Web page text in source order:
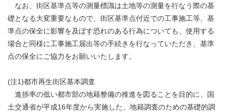
なお、街区基準点等の測量標識は土地等の測量を行なう際の基
礎となる大変重要なもので、街区基準点付近での工事施工等、基
準点の保全に影響を及ぼす恐れのある行為についても、使用する
場合と同様に工事施工届出等の手続きを行なっていただき、基準
点の保全にご協力をお願いいたします。
(注1)都市再生街区基本調査
進捗率の低い都市部の地籍整備の推進を図ることを目的に、国
土交通省が平成16年度から実施した、地籍調査のための基礎的調